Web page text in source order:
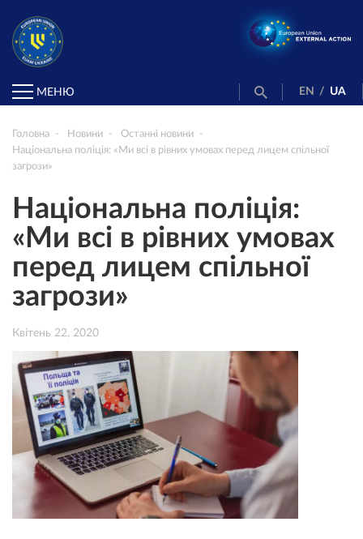
МЕНЮ EN / UA
Головна Новини
Останні новини
Національна поліція: «Ми всі в рівних умовах перед лицем спільної
загрози»
Національна поліція:
«Ми всі в рівних умовах
перед лицем спільної
загрози»
Квітень 22, 2020